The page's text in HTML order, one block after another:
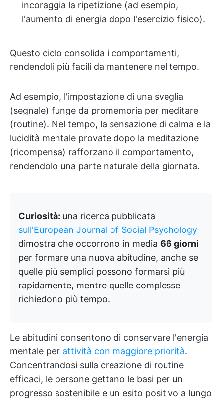
incoraggia la ripetizione (ad esempio,
l'aumento di energia dopo l'esercizio fisico).
Questo ciclo consolida i comportamenti,
rendendoli più facili da mantenere nel tempo.
Ad esempio, l'impostazione di una sveglia
(segnale) funge da promemoria per meditare
(routine). Nel tempo, la sensazione di calma e la
lucidità mentale provate dopo la meditazione
(ricompensa) rafforzano il comportamento,
rendendolo una parte naturale della giornata.
Curiosità: una ricerca pubblicata
sull'European Journal of Social Psychology
dimostra che occorrono in media 66 giorni
per formare una nuova abitudine, anche se
quelle più semplici possono formarsi più
rapidamente, mentre quelle complesse
richiedono più tempo.
Le abitudini consentono di conservare l'energia
mentale per attività con maggiore priorità.
Concentrandosi sulla creazione di routine
efficaci, le persone gettano le basi per un
progresso sostenibile e un esito positivo a lungo